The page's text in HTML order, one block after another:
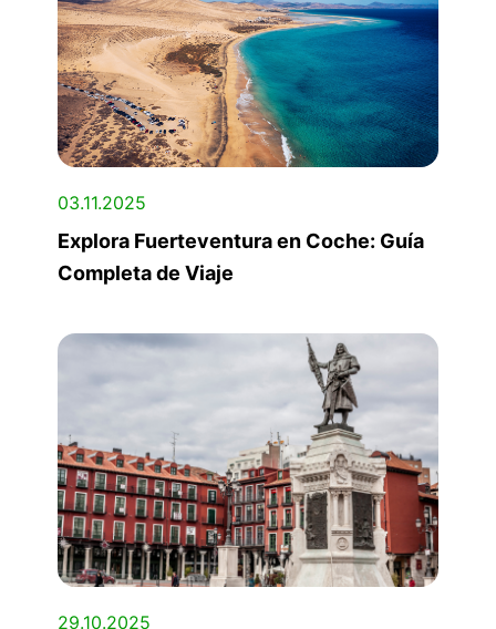
03.11.2025
Explora Fuerteventura en Coche: Guía
Completa de Viaje
29.10.2025